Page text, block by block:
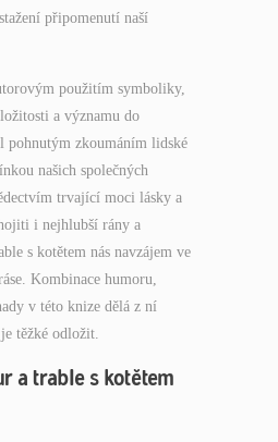
připomenutí naší
použitím symboliky,
a významu do
pohnutým zkoumáním lidské
našich společných
trvající moci lásky a
i nejhlubší rány a
s kotětem nás navzájem ve
Kombinace humoru,
v této knize dělá z ní
těžké odložit.
a trable s kotětem